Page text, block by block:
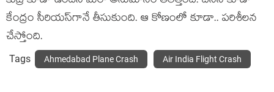
కేంద్రం సీరియ‌స్‌గానే తీసుకుంది. ఆ కోణంలో కూడా.. ప‌రిశీల‌న
చేస్తోంది.
Tags Ahmedabad Plane Crash Air India Flight Crash